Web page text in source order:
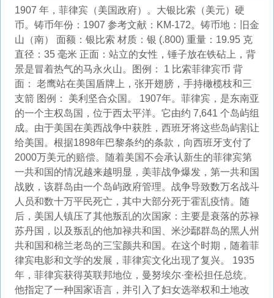
1907 年，菲律宾（美国政府）。大银比索（美元）硬
币。铸币年份：1907 参考文献：KM-172。铸币地：旧金
山（南） 面额：银比索 材质：银 (.800) 重量：19.95 克
直径：35 毫米 正面：站立的女性，锤子放在铁砧上，背
景是冒着热气的马永火山。图例： 1 比索菲律宾币 背
面： 老鹰站在美国盾牌上，张开翅膀，手持橄榄枝和三
支箭 图例： 美利坚合众国。 1907年。菲律宾，是东南亚
的一个主权岛国，位于西太平洋。它由约 7,641 个岛屿组
成。由于美国在美西战争中获胜，西班牙将这些岛屿割让
给美国。根据1898年巴黎条约的条款，向西班牙支付了
2000万美元的赔偿。随着美国不会承认新生的菲律宾第
一共和国的情况越来越明显，美菲战争爆发，第一共和国
战败，该群岛由一个岛屿政府管理。战争导致数万名战斗
人员和数十万平民死亡，其中大部分死于霍乱疫情。随
后，美国人镇压了其他叛乱的次国家：主要是衰落的苏禄
苏丹国，以及叛乱的他加禄共和国、米沙鄢群岛的黑人州
共和国和棉兰老岛的三宝颜共和国。在这个时期，随着菲
律宾电影和文学的发展，菲律宾文化出现了复兴。 1935
年，菲律宾获得英联邦地位，曼努埃尔·奎松担任总统。
他指定了一种国家语言，并引入了妇女选举权和土地改